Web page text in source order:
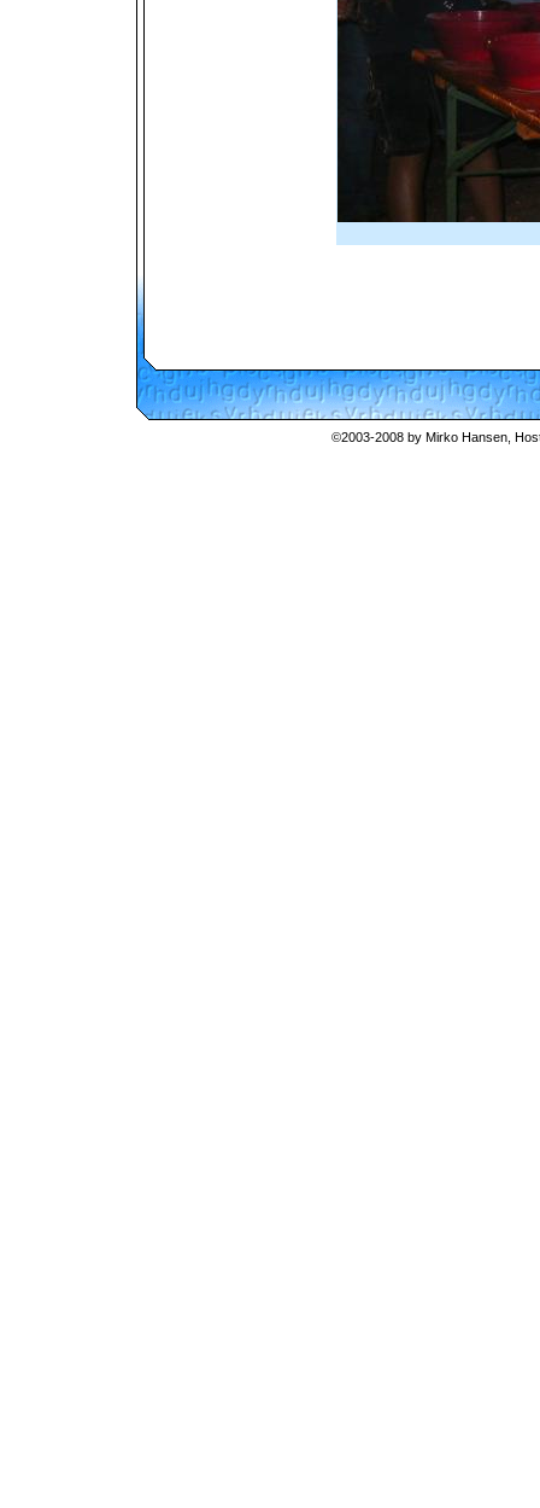
©2003-2008 by Mirko Hansen ,